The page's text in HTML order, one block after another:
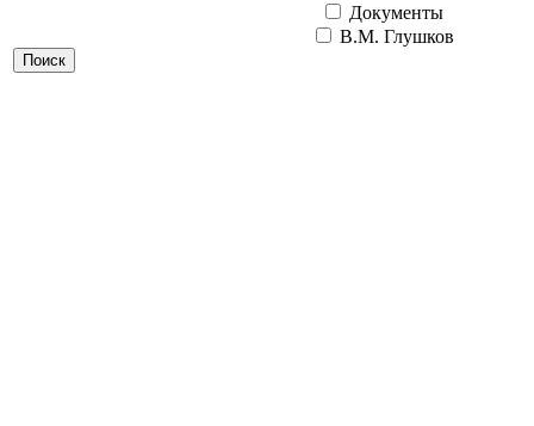
Документы
В.М. Глушков